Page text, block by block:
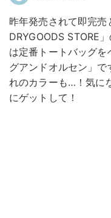
昨年発売されて即完
DRYGOODS STORE
は定番トートバッグ
グアンドオルセン」
れのカラーも…！気に
にゲットして！